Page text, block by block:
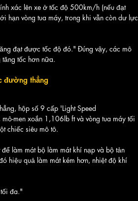
xác lên xe ở tốc độ 500km/h (nếu đạt
vòng tua máy, trong khi vẫn còn dư lực
đạt được tốc độ đó." Đúng vậy, các mô
tốc hơn nữa.
đường thẳng
hộp số 9 cấp 'Light Speed
men xoắn 1,106lb ft và vòng tua máy tối
chiếc siêu mô tô.
làm mát bộ làm mát khí nạp và bộ tản
hiệu quả làm mát kém hơn, nhiệt độ khí
đa."